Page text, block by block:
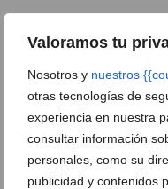
Valoramos tu
Nosotros y nuestros
otras tecnologías de
experiencia en nuestra
consultar información
personales, como su
publicidad y contenidos
mar y el Montgó
DEJA UN COMENTARIO